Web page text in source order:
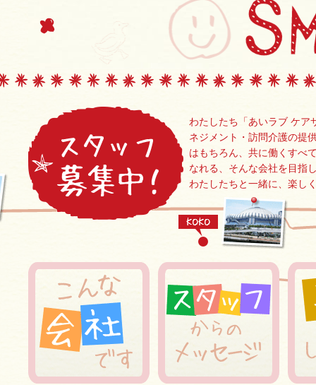
わたしたち「あいラブ ケア
ネジメント・訪問介護の提
はもちろん、共に働くすべ
なれる、そんな会社を目指
わたしたちと一緒に、楽し